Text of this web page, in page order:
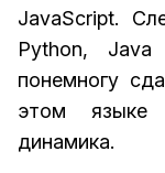
JavaScript.
Python,
понемногу
этом языке
динамика.